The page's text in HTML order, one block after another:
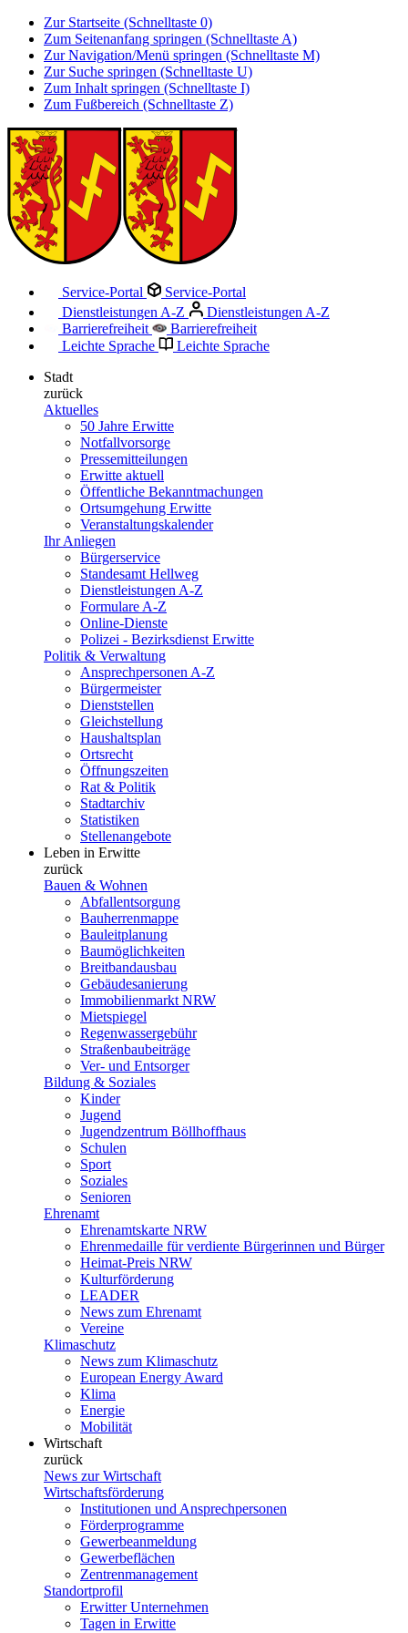
Zur Startseite (Schnelltaste 0)
Zum Seitenanfang springen (Schnelltaste A)
Zur Navigation/Menü springen (Schnelltaste M)
Zur Suche springen (Schnelltaste U)
Zum Inhalt springen (Schnelltaste I)
Zum Fußbereich (Schnelltaste Z)
Service-Portal
Service-Portal
Dienstleistungen A-Z
Dienstleistungen A-Z
Barrierefreiheit
Barrierefreiheit
Leichte Sprache
Leichte Sprache
Stadt
zurück
Aktuelles
50 Jahre Erwitte
Notfallvorsorge
Pressemitteilungen
Erwitte aktuell
Öffentliche Bekanntmachungen
Ortsumgehung Erwitte
Veranstaltungskalender
Ihr Anliegen
Bürgerservice
Standesamt Hellweg
Dienstleistungen A-Z
Formulare A-Z
Online-Dienste
Polizei - Bezirksdienst Erwitte
Politik & Verwaltung
Ansprechpersonen A-Z
Bürgermeister
Dienststellen
Gleichstellung
Haushaltsplan
Ortsrecht
Öffnungszeiten
Rat & Politik
Stadtarchiv
Statistiken
Stellenangebote
Leben in Erwitte
zurück
Bauen & Wohnen
Abfallentsorgung
Bauherrenmappe
Bauleitplanung
Baumöglichkeiten
Breitbandausbau
Gebäudesanierung
Immobilienmarkt NRW
Mietspiegel
Regenwassergebühr
Straßenbaubeiträge
Ver- und Entsorger
Bildung & Soziales
Kinder
Jugend
Jugendzentrum Böllhoffhaus
Schulen
Sport
Soziales
Senioren
Ehrenamt
Ehrenamtskarte NRW
Ehrenmedaille für verdiente Bürgerinnen und Bürger
Heimat-Preis NRW
Kulturförderung
LEADER
News zum Ehrenamt
Vereine
Klimaschutz
News zum Klimaschutz
European Energy Award
Klima
Energie
Mobilität
Wirtschaft
zurück
News zur Wirtschaft
Wirtschaftsförderung
Institutionen und Ansprechpersonen
Förderprogramme
Gewerbeanmeldung
Gewerbeflächen
Zentrenmanagement
Standortprofil
Erwitter Unternehmen
Tagen in Erwitte